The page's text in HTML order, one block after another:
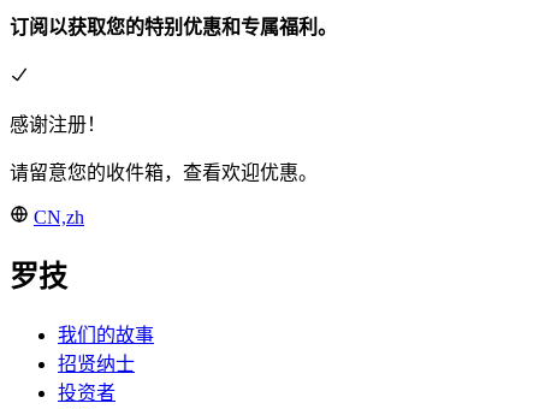
订阅以获取您的特别优惠和专属福利。
感谢注册！
请留意您的收件箱，查看欢迎优惠。
CN,zh
罗技
我们的故事
招贤纳士
投资者